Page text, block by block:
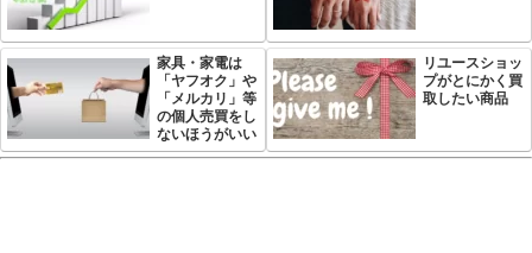
家具・家電は
「ヤフオク」や
「メルカリ」等
の個人売買をし
ないほうがいい
リユースショッ
プがとにかく買
取したい商品